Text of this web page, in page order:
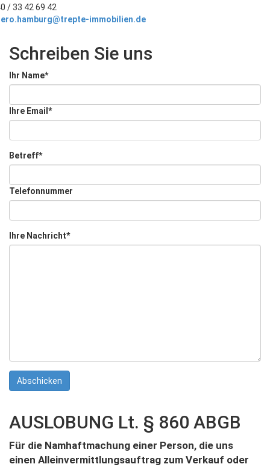
/ 33 42 69 42
immobilien.de
Schreiben Sie uns
Ihr Name*
Ihre Email*
Betreff*
Telefonnummer
Ihre Nachricht*
AUSLOBUNG Lt. § 860 ABGB
Für die Namhaftmachung einer Person, die uns
einen Alleinvermittlungsauftrag zum Verkauf oder